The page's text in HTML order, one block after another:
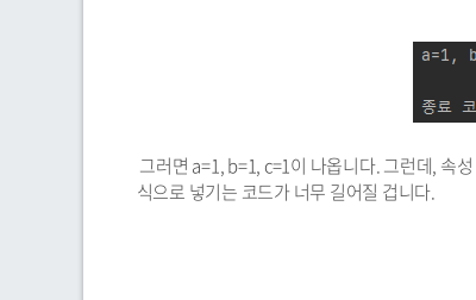
그러면 a=1, b=1, c=1이 나옵니다. 그런데, 속
식으로 넣기는 코드가 너무 길어질 겁니다.